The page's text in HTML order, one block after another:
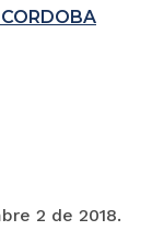
2 de 2018.